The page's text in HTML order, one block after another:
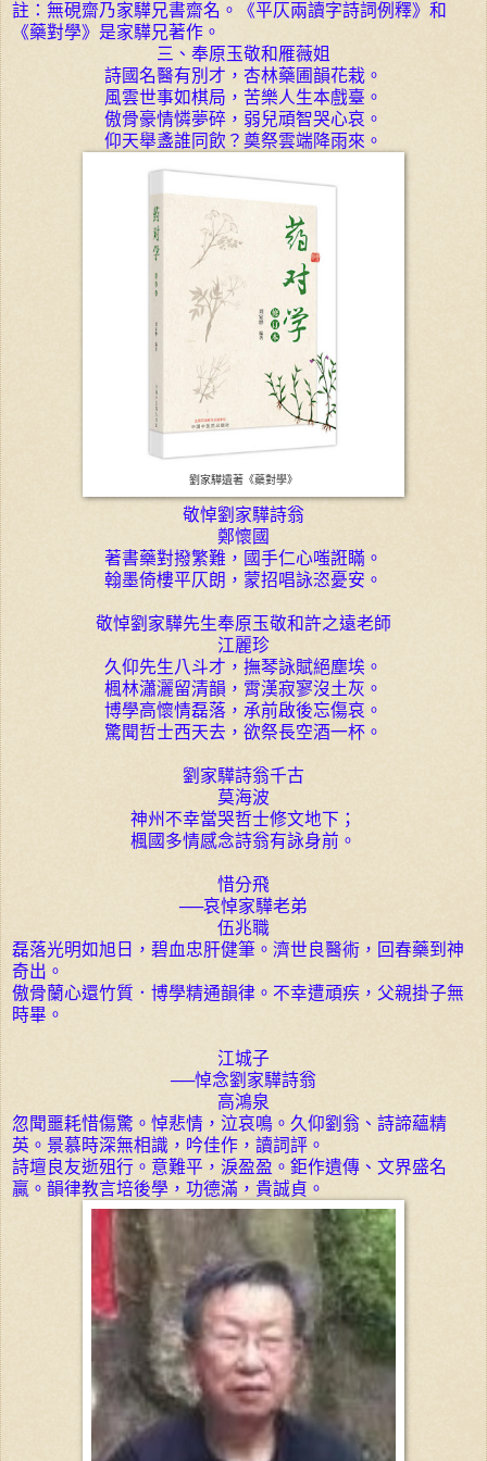
註：無硯齋乃家驊兄書齋名。《平仄兩讀字詩詞例釋》和
《藥對學》是家驊兄著作。
三、奉原玉敬和雁薇姐
詩國名醫有別才，杏林藥圃韻花栽。
風雲世事如棋局，苦樂人生本戲臺。
傲骨豪情憐夢碎，弱兒頑智哭心哀。
仰天舉盞誰同飲？奠祭雲端降雨來。
劉家驊遺著《藥對學》
敬悼劉家驊詩翁
鄭懷國
著書藥對撥繁難，國手仁心嗤誑瞞。
翰墨倚樓平仄朗，蒙招唱詠恣憂安。
敬悼劉家驊先生奉原玉敬和許之遠老師
江麗珍
久仰先生八斗才，撫琴詠賦絕塵埃。
楓林瀟灑留清韻，霄漢寂寥沒土灰。
博學高懷情磊落，承前啟後忘傷哀。
驚聞哲士西天去，欲祭長空酒一杯。
劉家驊詩翁千古
莫海波
神州不幸當哭哲士修文地下；
楓國多情感念詩翁有詠身前。
惜分飛
──哀悼家驊老弟
伍兆職
磊落光明如旭日，碧血忠肝健筆。濟世良醫術，回春藥到神
奇出。
傲骨蘭心還竹質．博學精通韻律。不幸遭頑疾，父親掛子無
時畢。
江城子
──悼念劉家驊詩翁
高鴻泉
忽聞噩耗惜傷驚。悼悲情，泣哀鳴。久仰劉翁、詩諦蘊精
英。景慕時深無相識，吟佳作，讀詞評。
詩壇良友逝殂行。意難平，淚盈盈。鉅作遺傳、文界盛名
贏。韻律教言培後學，功德滿，貴誠貞。